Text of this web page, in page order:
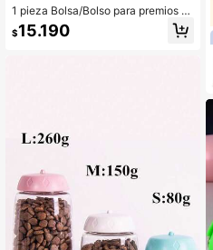
1 pieza Bolsa/Bolso para premios d
e mascotas de color aleatorio, para
pasear al perro
$15.190